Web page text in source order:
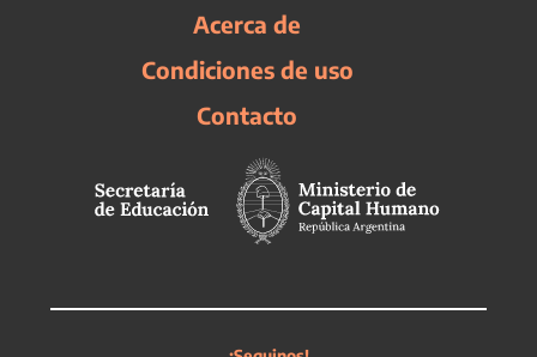
Acerca de
Condiciones de uso
Contacto